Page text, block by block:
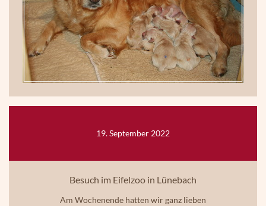
19. September 2022
Besuch im Eifelzoo in Lünebach
Am Wochenende hatten wir ganz lieben